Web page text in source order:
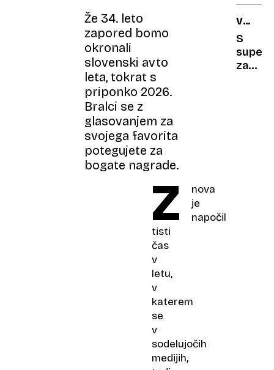
Že 34. leto
zapored bomo
okronali
slovenski avto
leta, tokrat s
priponko 2026.
Bralci se z
glasovanjem za
svojega favorita
potegujete za
bogate nagrade.
Z
nova
je
napočil
tisti
čas
v
letu,
v
katerem
se
v
sodelujočih
medijih,
Areno
za
vašega
VELIKI
S